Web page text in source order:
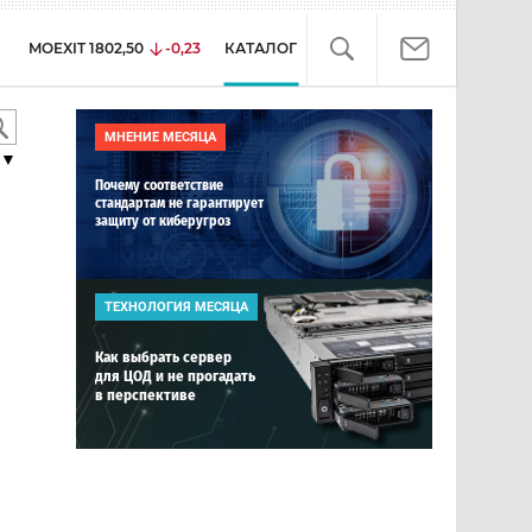
MOEXIT 1802,50 -0,23 КАТАЛОГ
МНЕНИЕ МЕСЯЦА
Почему соответствие
стандартам не гарантирует
защиту от киберугроз
ТЕХНОЛОГИЯ МЕСЯЦА
Как выбрать сервер
для ЦОД и не прогадать
в перспективе